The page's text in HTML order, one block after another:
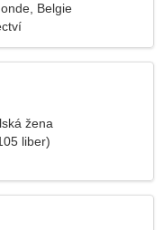
Belgie
žena
liber)